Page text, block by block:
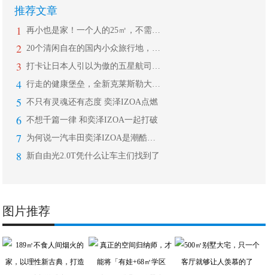
推荐文章
1 再小也是家！一个人的25㎡，不需要太
2 20个清闲自在的国内小众旅行地，让喧
3 打卡让日本人引以为傲的五星航司ANA
4 行走的健康堡垒，全新克莱斯勒大捷龙
5 不只有灵魂还有态度 奕泽IZOA点燃
6 不想千篇一律 和奕泽IZOA一起打破
7 为何说一汽丰田奕泽IZOA是潮酷单品
8 新自由光2.0T凭什么让车主们找到了
图片推荐